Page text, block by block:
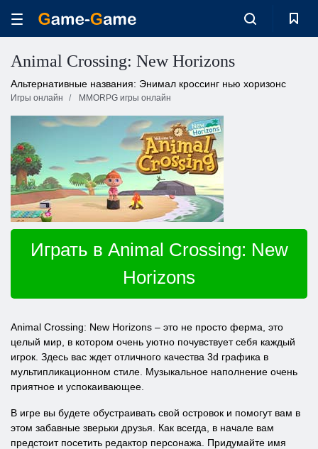
Animal Crossing: New Horizons
Альтернативные названия: Энимал кроссинг нью хоризонс
Игры онлайн MMORPG игры онлайн
Играть в Animal Crossing: New
Horizons
Animal Crossing: New Horizons – это не просто ферма, это
целый мир, в котором очень уютно почувствует себя каждый
игрок. Здесь вас ждет отличного качества 3d графика в
мультипликационном стиле. Музыкальное наполнение очень
приятное и успокаивающее.
В игре вы будете обустраивать свой островок и помогут вам в
этом забавные зверьки друзья. Как всегда, в начале вам
предстоит посетить редактор персонажа. Придумайте имя